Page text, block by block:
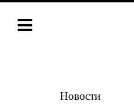
Новости